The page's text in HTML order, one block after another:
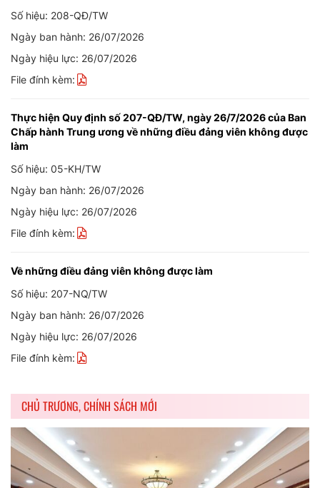
Số hiệu: 208-QĐ/TW
Ngày ban hành: 26/07/2026
Ngày hiệu lực: 26/07/2026
File đính kèm:
Thực hiện Quy định số 207-QĐ/TW, ngày 26/7/2026 của Ban
Chấp hành Trung ương về những điều đảng viên không được
làm
Số hiệu: 05-KH/TW
Ngày ban hành: 26/07/2026
Ngày hiệu lực: 26/07/2026
File đính kèm:
Về những điều đảng viên không được làm
Số hiệu: 207-NQ/TW
Ngày ban hành: 26/07/2026
Ngày hiệu lực: 26/07/2026
File đính kèm:
CHỦ TRƯƠNG, CHÍNH SÁCH MỚI